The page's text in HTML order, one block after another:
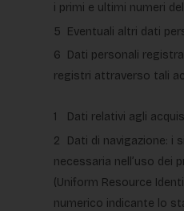
i primi e ultimi numeri
Eventuali altri dati
Dati personali
registri attraverso tali
Dati relativi agli
Dati di navigazione: i
necessaria nell’uso dei
(Uniform Resource
numerico indicante lo